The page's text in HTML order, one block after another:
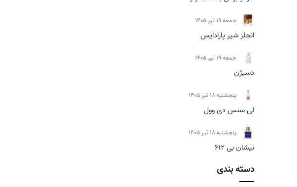
جمعه 19 تیر 1405
انجلز شیر پارادایس
جمعه 19 تیر 1405
دسیژن
پنجشنبه 18 تیر 1405
لی سنس دی وول
پنجشنبه 18 تیر 1405
نیشان بی 612
دسته بندی